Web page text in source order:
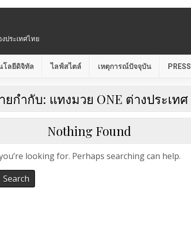
ประเทศไทย
โลยีดิจิทัล ไลฟ์สไตล์ เหตุการณ์ปัจจุบัน PRESS
ยกำกับ: แทงมวย ONE ต่างประเทศ
Nothing Found
looking for. Perhaps searching can help.